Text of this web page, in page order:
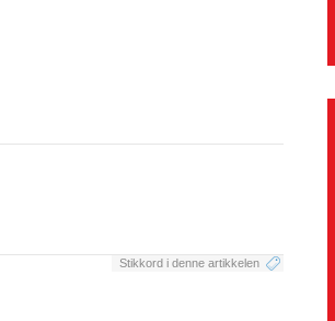
Stikkord i denne artikkelen